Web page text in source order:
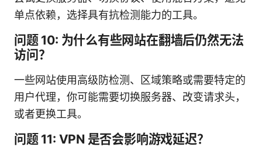
单点依赖，选择具有抗检测能力的工具。
问题 10: 为什么有些网站在翻墙后仍然无法
访问？
一些网站使用高级防检测、区域策略或需要特定的
用户代理，你可能需要切换服务器、改变请求头，
或者更换工具。
问题 11: VPN 是否会影响游戏延迟？